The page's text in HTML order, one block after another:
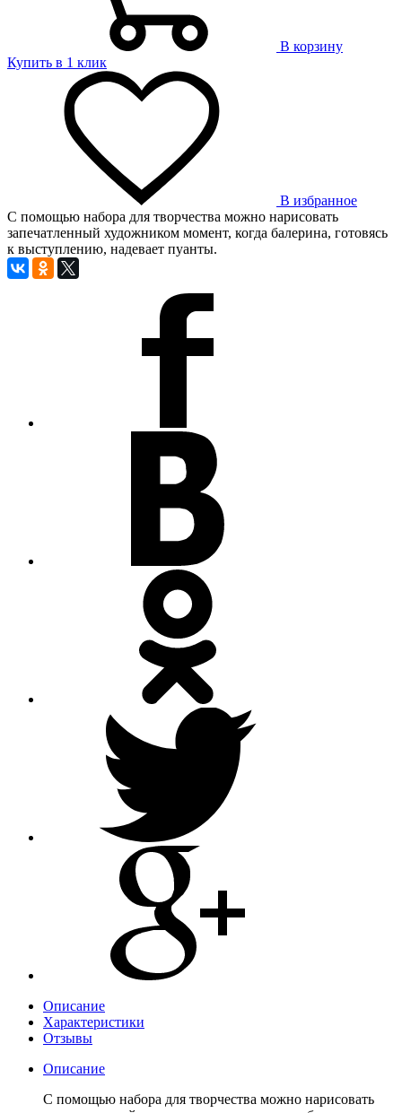
В корзину
Купить в 1 клик
В избранное
С помощью набора для творчества можно нарисовать
запечатленный художником момент, когда балерина, готовясь
к выступлению, надевает пуанты.
Описание
Характеристики
Отзывы
Описание
С помощью набора для творчества можно нарисовать